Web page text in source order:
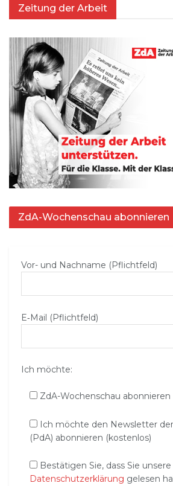
Zeitung der Arbeit
ZdA-Wochenschau abonnieren
Vor- und Nachname (Pflichtfeld)
E‑Mail (Pflichtfeld)
Ich möchte:
ZdA-Wochenschau abonnieren
Ich möchte den Newsletter
(PdA) abonnieren (kostenlos)
Bestätigen Sie, dass Sie unsere
Datenschutzerklärung gelesen